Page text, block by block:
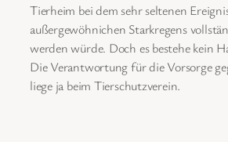
Tierheim bei dem sehr seltenen
außergewöhnichen Starkregens
werden würde. Doch es bestehe kein
Die Verantwortung für die Vorsorge
liege ja beim Tierschutzverein.